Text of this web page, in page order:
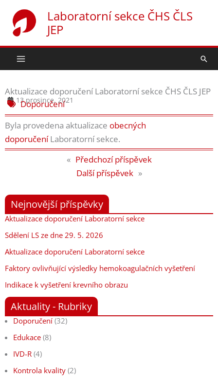
obsah
Laboratorní sekce ČHS ČLS
JEP
Aktualizace doporučení Laboratorní sekce ČHS ČLS JEP
13 prosince, 2021
Doporučení
Byla provedena aktualizace obecných
doporučeníLaboratorní sekce.
« Předchozí příspěvek
Další příspěvek »
Nejnovější příspěvky
Aktualizace doporučení Laboratorní sekce
Sdělení LS ze dne 29. 5. 2026
Aktualizace doporučení Laboratorní sekce
Faktory ovlivňující výsledky hemokoagulačních vyšetření
Indikace k vyšetření krevního obrazu
Aktuality - Rubriky
Doporučení (32)
Edukace (8)
IVD-R (4)
Kontrola kvality (2)